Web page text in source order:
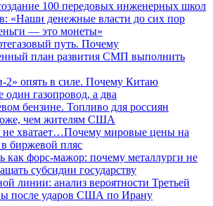
100 передовых инженерных школ
«Наши денежные власти до сих пор
— это монеты»
путь. Почему
план развития СМП выполнить
2» опять в силе. Почему Китаю
один газопровод, а два
бензине. Топливо для россиян
чем жителям США
не хватает…Почему мировые цены на
биржевой пляс
как форс-мажор: почему металлурги не
субсидии государству
линии: анализ вероятности Третьей
после ударов США по Ирану